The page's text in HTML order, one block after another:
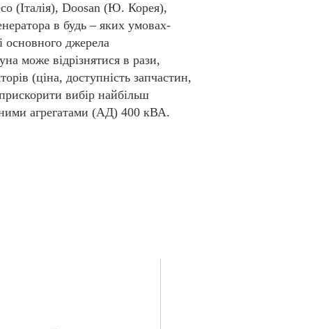
(Італія), Doosan (Ю. Корея),
в будь – яких умовах-
основного джерела
може відрізнятися в рази,
(ціна, доступність запчастин,
вибір найбільш
агрегатами (АД) 400 кВА.